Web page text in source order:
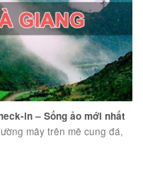
in – Sống ảo mới nhất
mây trên mê cung đá,